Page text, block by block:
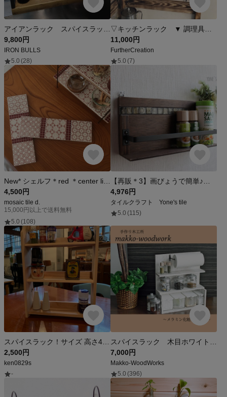
9,800円
IRON BULLS
5.0 (28)
11,000円
FurtherCreation
5.0 (7)
4,500円
mosaic tile d.
15,000円以上で送料無料
5.0 (108)
4,976円
タイルクラフト Yone's tile
5.0 (115)
2,500円
ken0829s
-
7,000円
Makko-WoodWorks
5.0 (396)